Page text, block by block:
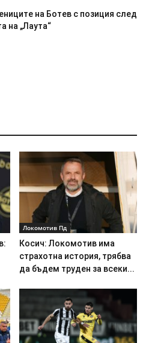
на Ботев с позиция след
на „Лаута“
Локомотив Пд
Косич: Локомотив има
страхотна история, трябва
да бъдем труден за всеки...